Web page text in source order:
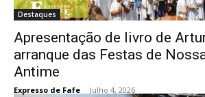
Destaques
Apresentação de livro de
arranque das Festas de
Antime
Expresso de Fafe - Julho 4, 2026